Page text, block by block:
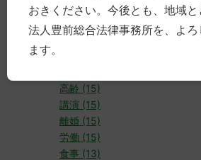
刑事 (29)
経営 (27)
犯罪 (20)
高齢 (15)
講演 (15)
離婚 (15)
労働 (15)
食事 (13)
おきください。今後とも、地域
法人豊前総合法律事務所を、よ
ます。